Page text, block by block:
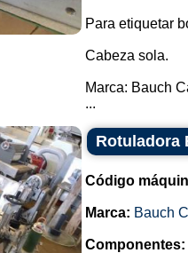
Para etiquetar
Cabeza sola.
Marca: Bauch
...
Rotuladora
Código
Marca: Bauch
Componentes: